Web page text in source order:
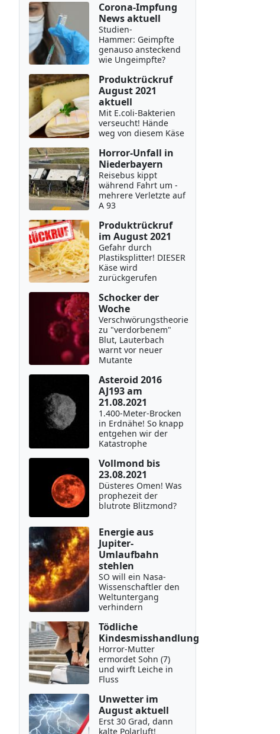
Corona-Impfung
News aktuell
Studien-
Hammer: Geimpfte
genauso ansteckend
wie Ungeimpfte?
Produktrückruf
August 2021
aktuell
Mit E.coli-Bakterien
verseucht! Hände
weg von diesem Käse
Horror-Unfall in
Niederbayern
Reisebus kippt
während Fahrt um -
mehrere Verletzte auf
A 93
Produktrückruf
im August 2021
Gefahr durch
Plastiksplitter! DIESER
Käse wird
zurückgerufen
Schocker der
Woche
Verschwörungstheorie
zu "verdorbenem"
Blut, Lauterbach
warnt vor neuer
Mutante
Asteroid 2016
AJ193 am
21.08.2021
1.400-Meter-Brocken
in Erdnähe! So knapp
entgehen wir der
Katastrophe
Vollmond bis
23.08.2021
Düsteres Omen! Was
prophezeit der
blutrote Blitzmond?
Energie aus
Jupiter-
Umlaufbahn
stehlen
SO will ein Nasa-
Wissenschaftler den
Weltuntergang
verhindern
Tödliche
Kindesmisshandlung
Horror-Mutter
ermordet Sohn (7)
und wirft Leiche in
Fluss
Unwetter im
August aktuell
Erst 30 Grad, dann
kalte Polarluft!